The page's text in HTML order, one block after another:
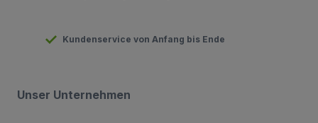
Kundenservice von Anfang bis Ende
Unser Unternehmen